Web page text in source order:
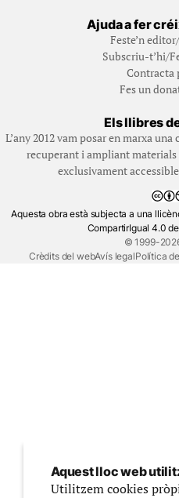
Ajuda a fer
Feste’n
Subscriu-t’hi/
Fes un
Els llibres
L’any 2012 vam posar en marxa
recuperant i ampliant
exclusivament
Aquesta obra està subjecta a una
CompartirIgual 4.0
© 1999-
Crèdits del webAvís legalPolítica
Aquest lloc web
Utilitzem cookies